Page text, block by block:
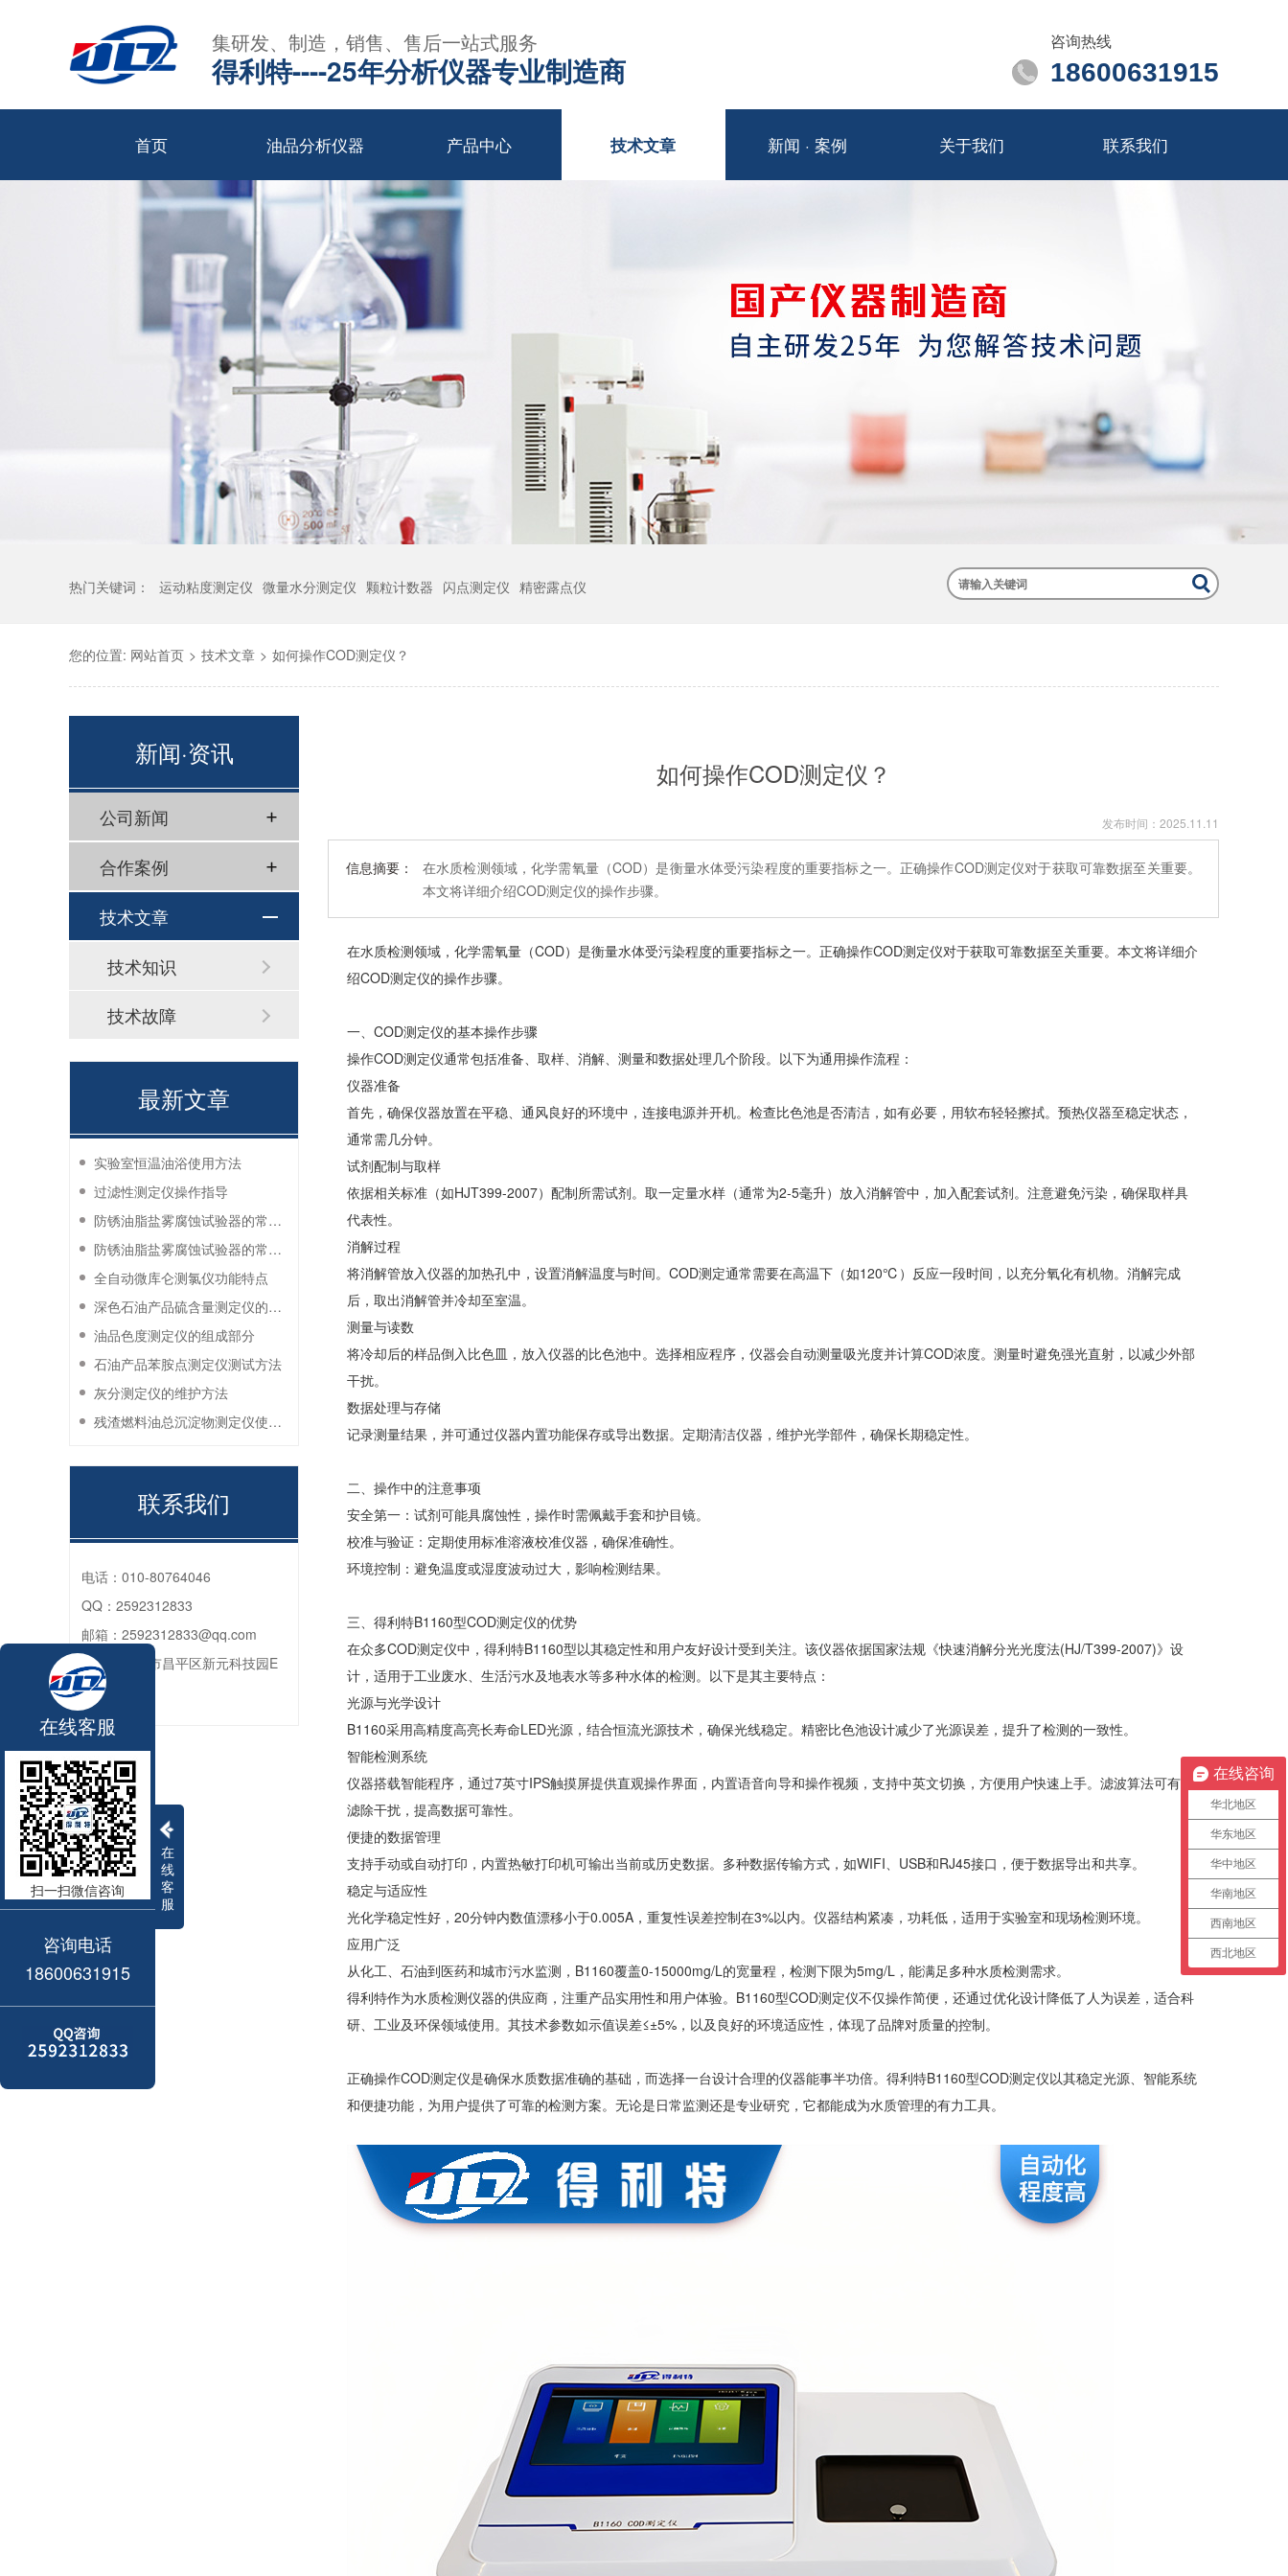
集研发、制造，销售、售后一站式服务
得利特----25年分析仪器专业制造商
咨询热线
18600631915
首页 油品分析仪器 产品中心 技术文章 新闻 · 案例 关于我们 联系我们
热门关键词： 运动粘度测定仪 微量水分测定仪 颗粒计数器 闪点测定仪 精密露点仪
您的位置: 网站首页 > 技术文章 > 如何操作COD测定仪？
如何操作COD测定仪？
发布时间： 2025.11.11
信息摘要：
在水质检测领域，化学需氧量（COD）是衡量水体受污染程度的重要指标之一。正确操作COD测定仪对于获取可靠数据至关重要。
本文将详细介绍COD测定仪的操作步骤。
在水质检测领域，化学需氧量（COD）是衡量水体受污染程度的重要指标之一。正确操作COD测定仪对于获取可靠数据至关重要。本文将详细介
绍COD测定仪的操作步骤。
一、COD测定仪的基本操作步骤
操作COD测定仪通常包括准备、取样、消解、测量和数据处理几个阶段。以下为通用操作流程：
仪器准备
首先，确保仪器放置在平稳、通风良好的环境中，连接电源并开机。检查比色池是否清洁，如有必要，用软布轻轻擦拭。预热仪器至稳定状态，
通常需几分钟。
试剂配制与取样
依据相关标准（如HJT399-2007）配制所需试剂。取一定量水样（通常为2-5毫升）放入消解管中，加入配套试剂。注意避免污染，确保取样具
代表性。
消解过程
将消解管放入仪器的加热孔中，设置消解温度与时间。COD测定通常需要在高温下（如120℃）反应一段时间，以充分氧化有机物。消解完成
后，取出消解管并冷却至室温。
测量与读数
将冷却后的样品倒入比色皿，放入仪器的比色池中。选择相应程序，仪器会自动测量吸光度并计算COD浓度。测量时避免强光直射，以减少外部
干扰。
数据处理与存储
记录测量结果，并可通过仪器内置功能保存或导出数据。定期清洁仪器，维护光学部件，确保长期稳定性。
二、操作中的注意事项
安全第一：试剂可能具腐蚀性，操作时需佩戴手套和护目镜。
校准与验证：定期使用标准溶液校准仪器，确保准确性。
环境控制：避免温度或湿度波动过大，影响检测结果。
三、得利特B1160型COD测定仪的优势
在众多COD测定仪中，得利特B1160型以其稳定性和用户友好设计受到关注。该仪器依据国家法规《快速消解分光光度法(HJ/T399-2007)》设
计，适用于工业废水、生活污水及地表水等多种水体的检测。以下是其主要特点：
光源与光学设计
B1160采用高精度高亮长寿命LED光源，结合恒流光源技术，确保光线稳定。精密比色池设计减少了光源误差，提升了检测的一致性。
智能检测系统
仪器搭载智能程序，通过7英寸IPS触摸屏提供直观操作界面，内置语音向导和操作视频，支持中英文切换，方便用户快速上手。滤波算法可有效
滤除干扰，提高数据可靠性。
便捷的数据管理
支持手动或自动打印，内置热敏打印机可输出当前或历史数据。多种数据传输方式，如WIFI、USB和RJ45接口，便于数据导出和共享。
稳定与适应性
光化学稳定性好，20分钟内数值漂移小于0.005A，重复性误差控制在3%以内。仪器结构紧凑，功耗低，适用于实验室和现场检测环境。
应用广泛
从化工、石油到医药和城市污水监测，B1160覆盖0-15000mg/L的宽量程，检测下限为5mg/L，能满足多种水质检测需求。
得利特作为水质检测仪器的供应商，注重产品实用性和用户体验。B1160型COD测定仪不仅操作简便，还通过优化设计降低了人为误差，适合科
研、工业及环保领域使用。其技术参数如示值误差≤±5%，以及良好的环境适应性，体现了品牌对质量的控制。
正确操作COD测定仪是确保水质数据准确的基础，而选择一台设计合理的仪器能事半功倍。得利特B1160型COD测定仪以其稳定光源、智能系统
和便捷功能，为用户提供了可靠的检测方案。无论是日常监测还是专业研究，它都能成为水质管理的有力工具。
新闻·资讯
公司新闻
合作案例
技术文章
技术知识
技术故障
最新文章
实验室恒温油浴使用方法
过滤性测定仪操作指导
防锈油脂盐雾腐蚀试验器的常见故障与解决方法
防锈油脂盐雾腐蚀试验器的常见故障与解决方法
全自动微库仑测氯仪功能特点
深色石油产品硫含量测定仪的工作环境要求
油品色度测定仪的组成部分
石油产品苯胺点测定仪测试方法
灰分测定仪的维护方法
残渣燃料油总沉淀物测定仪使用注意事项
联系我们
电话： 010-80764046
QQ： 2592312833
邮箱： 2592312833@qq.com
地址：
北京市昌平区新元科技园E
座206
在
线
客
服
在线客服
扫一扫微信咨询
咨询电话
18600631915
在线咨询
华北地区
华东地区
华中地区
华南地区
西南地区
西北地区